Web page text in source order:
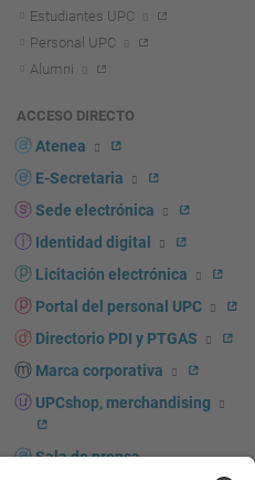
Estudiantes UPC
Personal UPC
Alumni
ACCESO DIRECTO
Atenea
E-Secretaria
Sede electrónica
Identidad digital
Licitación electrónica
Portal del personal UPC
Directorio PDI y PTGAS
Marca corporativa
UPCshop, merchandising
Sala de prensa